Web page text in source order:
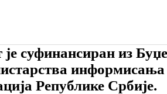
је суфинансиран из
Републике Србије.